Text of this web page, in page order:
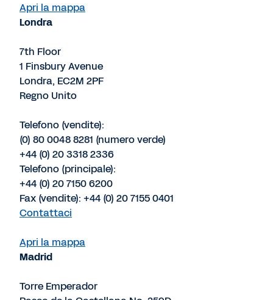
Apri la mappa
Londra
7th Floor
1 Finsbury Avenue
Londra, EC2M 2PF
Regno Unito
Telefono (vendite):
(0) 80 0048 8281 (numero verde)
+44 (0) 20 3318 2336
Telefono (principale):
+44 (0) 20 7150 6200
Fax (vendite): +44 (0) 20 7155 0401
Contattaci
Apri la mappa
Madrid
Torre Emperador